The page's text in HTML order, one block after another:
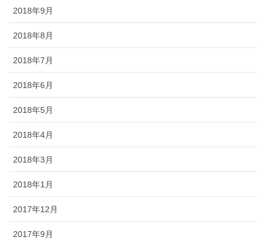
2018年9月
2018年8月
2018年7月
2018年6月
2018年5月
2018年4月
2018年3月
2018年1月
2017年12月
2017年9月